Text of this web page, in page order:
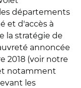
départements
et d'accès à
la stratégie de
annoncée
2018 (voir notre
notamment
les